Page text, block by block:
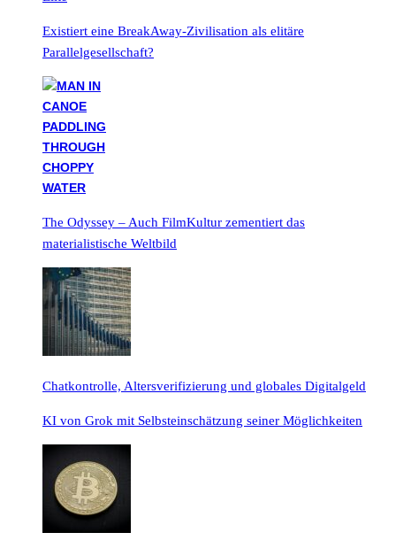
Existiert eine BreakAway-Zivilisation als elitäre
Parallelgesellschaft?
The Odyssey – Auch FilmKultur zementiert das
materialistische Weltbild
Chatkontrolle, Altersverifizierung und globales Digitalgeld
KI von Grok mit Selbsteinschätzung seiner Möglichkeiten